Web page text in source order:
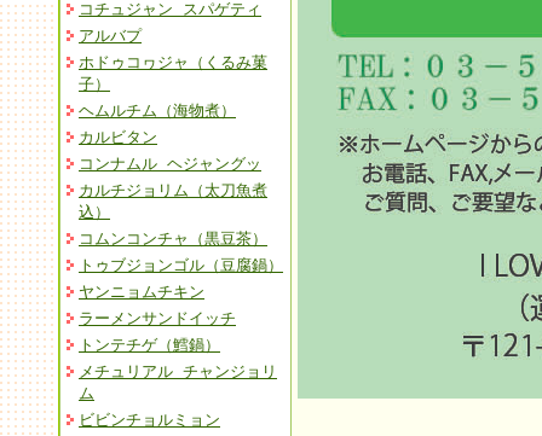
コチュジャン スパゲティ
アルバプ
ホドゥコヮジャ（くるみ菓
子）
ヘムルチム（海物煮）
カルビタン
コンナムル ヘジャングッ
カルチジョリム（太刀魚煮
込）
コムンコンチャ（黒豆茶）
トゥブジョンゴル（豆腐鍋）
ヤンニョムチキン
ラーメンサンドイッチ
トンテチゲ（鱈鍋）
メチュリアル チャンジョリ
ム
ビビンチョルミョン